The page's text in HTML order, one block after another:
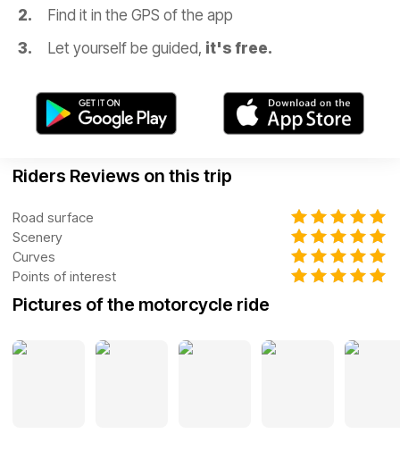
Find it in the GPS of the app
Let yourself be guided, it's free.
Riders Reviews on this trip
Road surface
Scenery
Curves
Points of interest
Pictures of the motorcycle ride